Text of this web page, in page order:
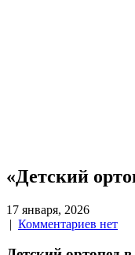
«Детский
17 января, 2026
| Комментариев нет